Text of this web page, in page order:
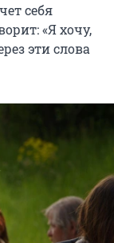
себя
«Я хочу,
эти слова